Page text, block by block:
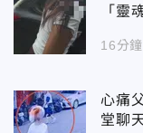
「靈
16分
心痛
堂聊